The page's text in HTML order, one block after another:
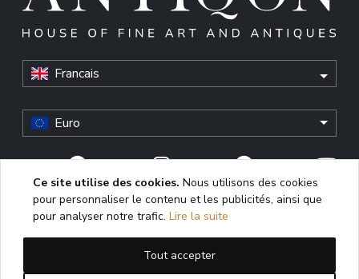
Francais
Euro
© Antiqon, 2026. All rights reserved. “Antiqon” and the
Antiqon logo are registered trademarks of Antiqonart.
Unauthorized use is strictly prohibited.
This website uses cookies to enhance user experience,
analyze performance, and ensure proper functioning. By
Ce site utilise des cookies. Nous utilisons des cookies
pour personnaliser le contenu et les publicités, ainsi que
pour analyser notre trafic. Lire la suite
Tout accepter